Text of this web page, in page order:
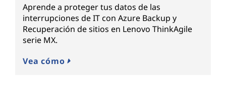
Aprende a proteger tus datos de las
interrupciones de IT con Azure Backup y
Recuperación de sitios en Lenovo ThinkAgile
serie MX.
Vea cómo